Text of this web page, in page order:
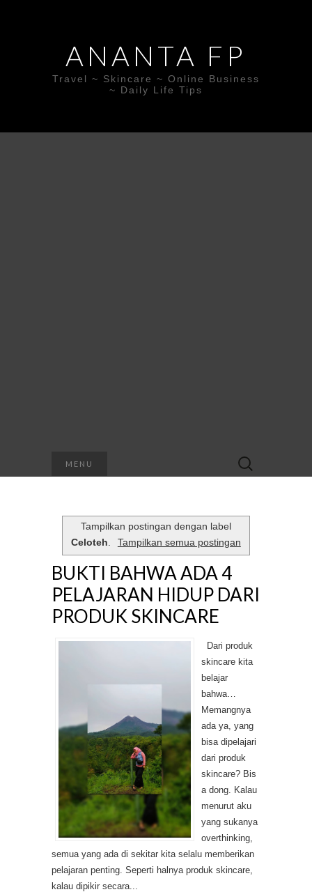
ANANTA FP
Travel ~ Skincare ~ Online Business
~ Daily Life Tips
MENU
Search
for:
Tampilkan postingan dengan label
Celoteh. Tampilkan semua postingan
BUKTI BAHWA ADA 4
PELAJARAN HIDUP DARI
PRODUK SKINCARE
Dari produk
skincare kita
belajar
bahwa…
Memangnya
ada ya, yang
bisa dipelajari
dari produk
skincare? Bis
a dong. Kalau
menurut aku
yang sukanya
overthinking,
semua yang ada di sekitar kita selalu memberikan
pelajaran penting. Seperti halnya produk skincare,
kalau dipikir secara...